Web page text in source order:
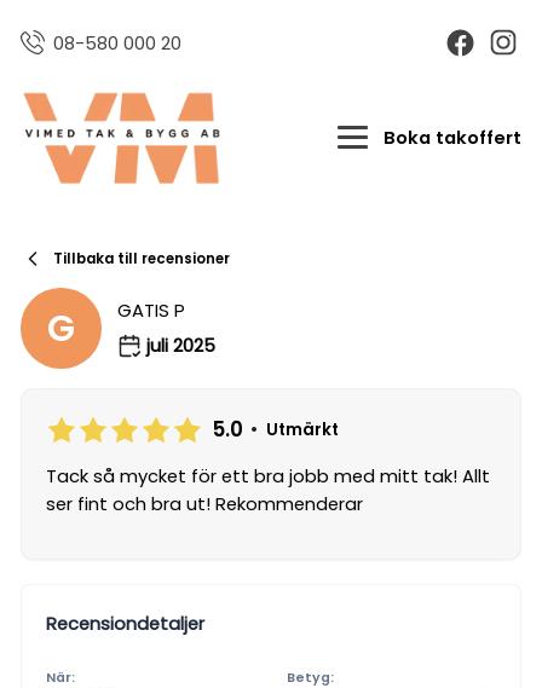
08-580 000 20
Boka takoffert
Tillbaka till recensioner
G
GATIS P
juli 2025
5.0 • Utmärkt
Tack så mycket för ett bra jobb med mitt tak! Allt
ser fint och bra ut! Rekommenderar
Recensiondetaljer
När: Betyg: